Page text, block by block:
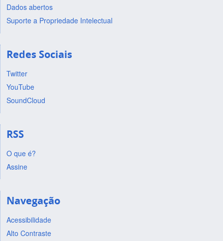
Dados abertos
Suporte a Propriedade Intelectual
Redes Sociais
Twitter
YouTube
SoundCloud
RSS
O que é?
Assine
Navegação
Acessibilidade
Alto Contraste